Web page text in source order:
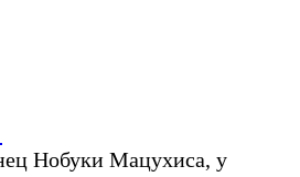
Нобуки Мацухиса, у